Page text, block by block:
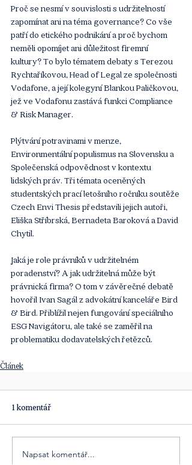
Proč se nesmí v souvislosti s udržitelností
zapomínat ani na téma governance? Co vše
patří do etického podnikání a proč bychom
neměli opomíjet ani důležitost firemní
kultury? To bylo tématem debaty s Terezou
Rychtaříkovou, Head of Legal ze společnosti
Vodafone, a její kolegyní Blankou Paličkovou,
jež ve Vodafonu zastává funkci Compliance
& Risk Manager.
Plýtvání potravinami v menze,
Environmentální populismus na Slovensku a
Společenská odpovědnost v kontextu
lidských práv. Tři témata oceněných
studentských prací letošního ročníku soutěže
Czech Envi Thesis představili jejich autoři,
Eliška Stříbrská, Bernadeta Baroková a David
Chytil.
Jaká je role právníků v udržitelném
poradenství? A jak udržitelná může být
právnická firma? O tom v závěrečné debatě
hovořil Ivan Sagál z advokátní kanceláře Bird
& Bird. Přiblížil nejen fungování speciálního
ESG Navigátoru, ale také se zaměřil na
problematiku dodavatelských řetězců.
Článek
1 komentář
Napsat komentář...